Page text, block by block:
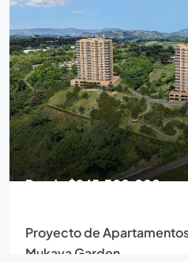
Desde$845.300.000
Proyecto de
Mukava Garden